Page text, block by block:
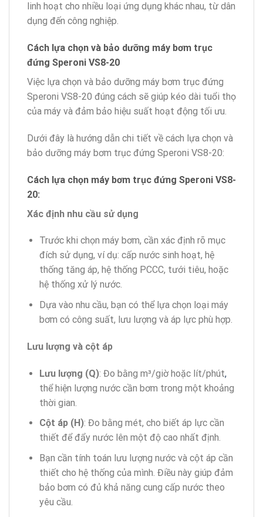
linh hoạt cho nhiều loại ứng dụng khác nhau, từ dân
dụng đến công nghiệp.
Cách lựa chọn và bảo dưỡng máy bơm trục
đứng Speroni VS8-20
Việc lựa chọn và bảo dưỡng máy bơm trục đứng
Speroni VS8-20 đúng cách sẽ giúp kéo dài tuổi thọ
của máy và đảm bảo hiệu suất hoạt động tối ưu.
Dưới đây là hướng dẫn chi tiết về cách lựa chọn và
bảo dưỡng máy bơm trục đứng Speroni VS8-20:
Cách lựa chọn máy bơm trục đứng Speroni VS8-
20:
Xác định nhu cầu sử dụng
Trước khi chọn máy bơm, cần xác định rõ mục
đích sử dụng, ví dụ: cấp nước sinh hoạt, hệ
thống tăng áp, hệ thống PCCC, tưới tiêu, hoặc
hệ thống xử lý nước.
Dựa vào nhu cầu, bạn có thể lựa chọn loại máy
bơm có công suất, lưu lượng và áp lực phù hợp.
Lưu lượng và cột áp
Lưu lượng (Q): Đo bằng m³/giờ hoặc lít/phút,
thể hiện lượng nước cần bơm trong một khoảng
thời gian.
Cột áp (H): Đo bằng mét, cho biết áp lực cần
thiết để đẩy nước lên một độ cao nhất định.
Bạn cần tính toán lưu lượng nước và cột áp cần
thiết cho hệ thống của mình. Điều này giúp đảm
bảo bơm có đủ khả năng cung cấp nước theo
yêu cầu.